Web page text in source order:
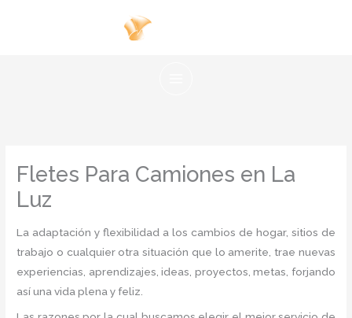
Fletes Para Camiones en La
Luz
La adaptación y flexibilidad a los cambios de hogar, sitios de
trabajo o cualquier otra situación que lo amerite, trae nuevas
experiencias, aprendizajes, ideas, proyectos, metas, forjando
así una vida plena y feliz.